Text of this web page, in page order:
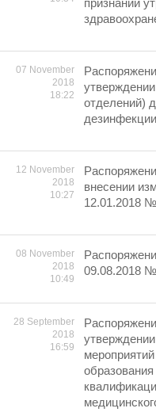
признании
07 November
2018
18:22
отделений)
12 November
2018
10:27
внесении
12.01.2018
08 November
2018
10:49
09.08.2018
28 September
2018
16:59